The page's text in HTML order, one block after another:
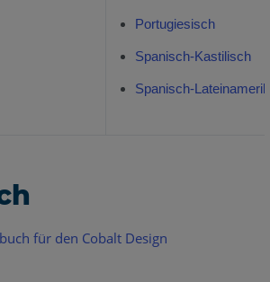
Portugiesisch
Spanisch-Kastilisch
Spanisch-
für den Cobalt Design